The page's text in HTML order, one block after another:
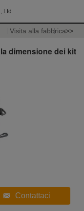
Ltd
Visita alla fabbrica>>
dimensione dei kit
Contattaci